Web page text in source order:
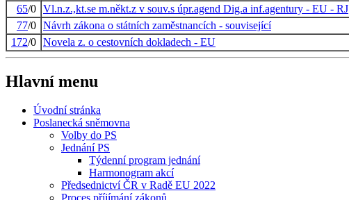
65/0 Vl.n.z.,kt.se m.někt.z v souv.s úpr.agend Dig.a inf.agentury - EU - RJ
77/0 Návrh zákona o státních zaměstnancích - související
172/0 Novela z. o cestovních dokladech - EU
Hlavní menu
Úvodní stránka
Poslanecká sněmovna
Volby do PS
Jednání PS
Týdenní program jednání
Harmonogram akcí
Předsednictví ČR v Radě EU 2022